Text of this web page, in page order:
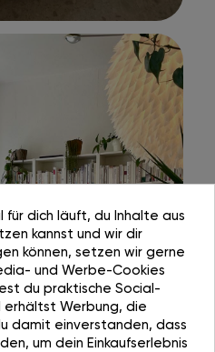
dich läuft, du Inhalte aus
kannst und wir dir
können, setzen wir gerne
und Werbe-Cookies
du praktische Social-
erhältst Werbung, die
damit einverstanden, dass
um dein Einkaufserlebnis